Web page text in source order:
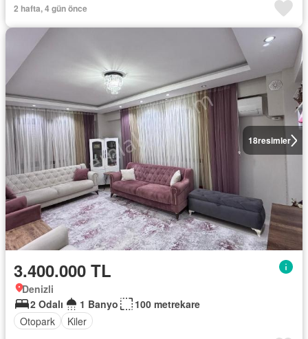
2 hafta, 4 gün önce
18resimler
3.400.000 TL
Denizli
2 Odalı
1 Banyo
100 metrekare
Otopark
Kiler